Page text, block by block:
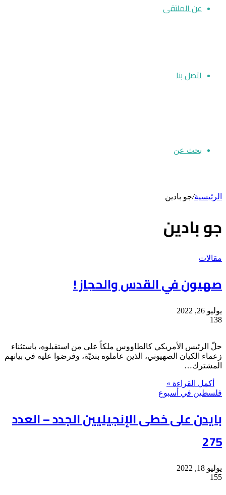
عن الملتقى
اتصل بنا
بحث عن
الرئيسية/جو بادين
جو بادين
مقالات
صهيون في القدس والحجاز !
يوليو 26, 2022
138
حلّ الرئيس الأمريكي كالطاووس ملكاً على من استقبلوه، باستثناء
زعماء الكيان الصهيوني، الذين عاملوه بنديّة، وفرضوا عليه في بيانهم
المشترك…
أكمل القراءة »
فلسطين في أسبوع
بايدن على خطى الإنجيليين الجدد – العدد
275
يوليو 18, 2022
155